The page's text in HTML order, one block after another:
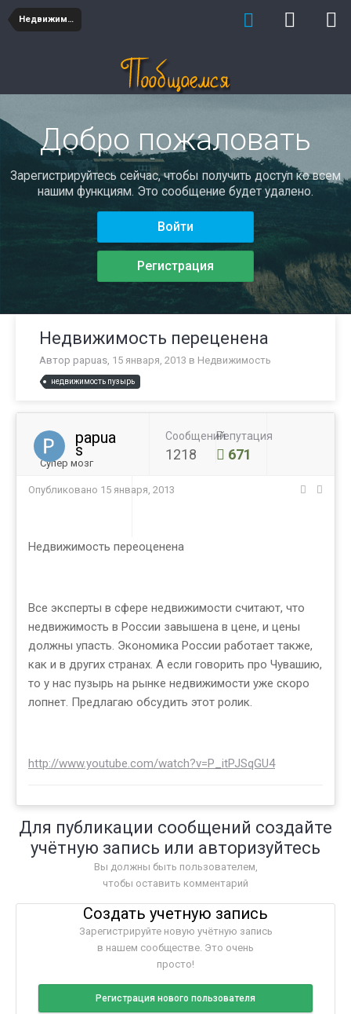
Недвижимость
Добро пожаловать
Зарегистрируйтесь сейчас, чтобы получить доступ ко всем
нашим функциям. Это сообщение будет удалено.
Войти
Регистрация
Недвижимость переценена
Автор papuas, 15 января, 2013 в Недвижимость
недвижимость пузырь
papua
s
Супер мозг
Сообщений
1218
Репутация
671
Опубликовано 15 января, 2013
Недвижимость переоценена
Все эксперты в сфере недвижимости считают, что
недвижимость в России завышена в цене, и цены
должны упасть. Экономика России работает также,
как и в других странах. А если говорить про Чувашию,
то у нас пузырь на рынке недвижимости уже скоро
лопнет. Предлагаю обсудить этот ролик.
http://www.youtube.com/watch?v=P_itPJSqGU4
Для публикации сообщений создайте
учётную запись или авторизуйтесь
Вы должны быть пользователем,
чтобы оставить комментарий
Создать учетную запись
Зарегистрируйте новую учётную запись
в нашем сообществе. Это очень
просто!
Регистрация нового пользователя